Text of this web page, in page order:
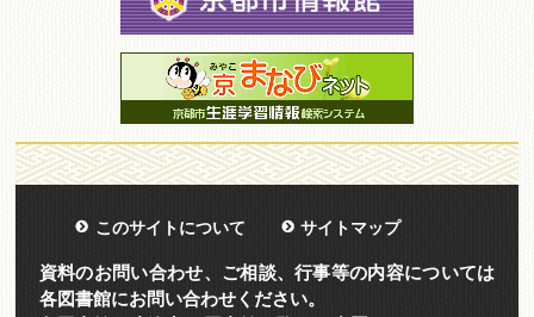
このサイトについて サイトマップ
資料のお問い合わせ、ご相談、行事等の内容については
各図書館にお問い合わせください。